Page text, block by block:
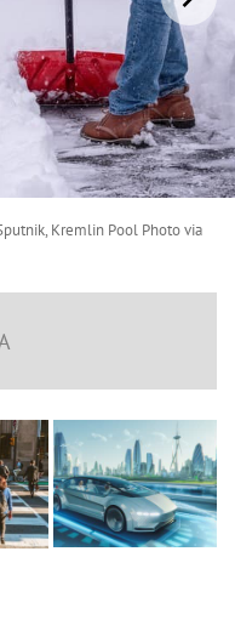
Kremlin Pool Photo via